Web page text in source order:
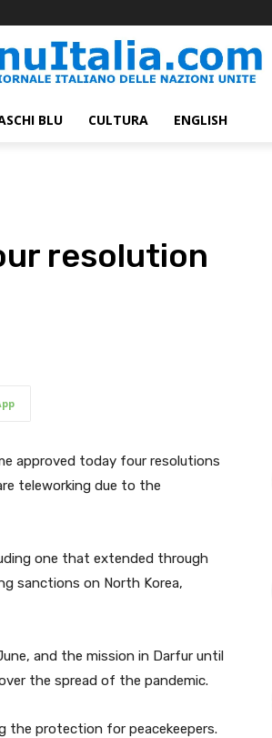
BLU CULTURA ENGLISH
resolution
approved today four resolutions
teleworking due to the
one that extended through
sanctions on North Korea,
and the mission in Darfur until
the spread of the pandemic.
the protection for peacekeepers.